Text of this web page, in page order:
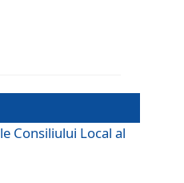
Consiliului Local al